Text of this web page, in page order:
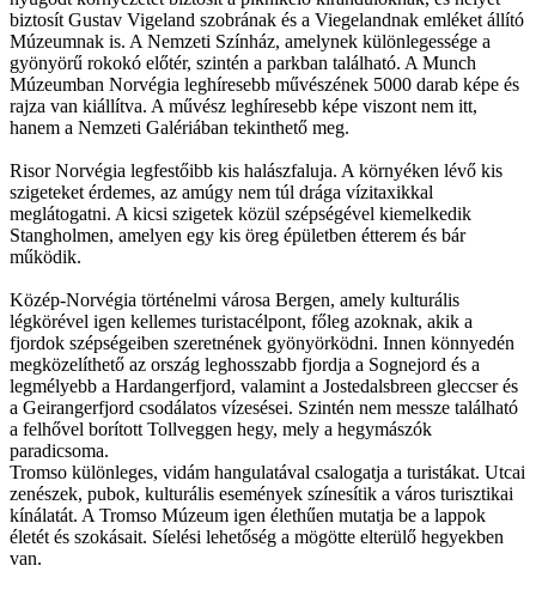
biztosít Gustav Vigeland szobrának és a Viegelandnak emléket állító
Múzeumnak is. A Nemzeti Színház, amelynek különlegessége a
gyönyörű rokokó előtér, szintén a parkban található. A Munch
Múzeumban Norvégia leghíresebb művészének 5000 darab képe és
rajza van kiállítva. A művész leghíresebb képe viszont nem itt,
hanem a Nemzeti Galériában tekinthető meg.
Risor Norvégia legfestőibb kis halászfaluja. A környéken lévő kis
szigeteket érdemes, az amúgy nem túl drága vízitaxikkal
meglátogatni. A kicsi szigetek közül szépségével kiemelkedik
Stangholmen, amelyen egy kis öreg épületben étterem és bár
működik.
Közép-Norvégia történelmi városa Bergen, amely kulturális
légkörével igen kellemes turistacélpont, főleg azoknak, akik a
fjordok szépségeiben szeretnének gyönyörködni. Innen könnyedén
megközelíthető az ország leghosszabb fjordja a Sognejord és a
legmélyebb a Hardangerfjord, valamint a Jostedalsbreen gleccser és
a Geirangerfjord csodálatos vízesései. Szintén nem messze található
a felhővel borított Tollveggen hegy, mely a hegymászók
paradicsoma.
Tromso különleges, vidám hangulatával csalogatja a turistákat. Utcai
zenészek, pubok, kulturális események színesítik a város turisztikai
kínálatát. A Tromso Múzeum igen élethűen mutatja be a lappok
életét és szokásait. Síelési lehetőség a mögötte elterülő hegyekben
van.